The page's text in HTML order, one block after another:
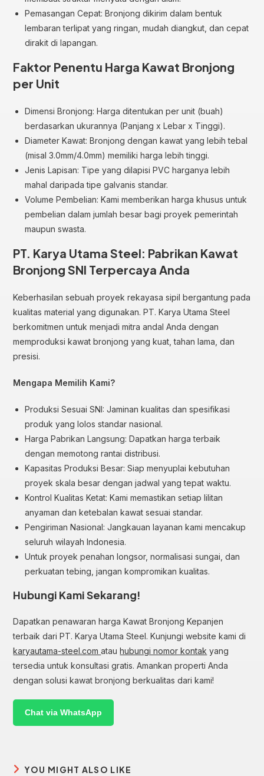
Pemasangan Cepat: Bronjong dikirim dalam bentuk
lembaran terlipat yang ringan, mudah diangkut, dan cepat
dirakit di lapangan.
Faktor Penentu Harga Kawat Bronjong
per Unit
Dimensi Bronjong: Harga ditentukan per unit (buah)
berdasarkan ukurannya (Panjang x Lebar x Tinggi).
Diameter Kawat: Bronjong dengan kawat yang lebih tebal
(misal 3.0mm/4.0mm) memiliki harga lebih tinggi.
Jenis Lapisan: Tipe yang dilapisi PVC harganya lebih
mahal daripada tipe galvanis standar.
Volume Pembelian: Kami memberikan harga khusus untuk
pembelian dalam jumlah besar bagi proyek pemerintah
maupun swasta.
PT. Karya Utama Steel: Pabrikan Kawat
Bronjong SNI Terpercaya Anda
Keberhasilan sebuah proyek rekayasa sipil bergantung pada
kualitas material yang digunakan. PT. Karya Utama Steel
berkomitmen untuk menjadi mitra andal Anda dengan
memproduksi kawat bronjong yang kuat, tahan lama, dan
presisi.
Mengapa Memilih Kami?
Produksi Sesuai SNI: Jaminan kualitas dan spesifikasi
produk yang lolos standar nasional.
Harga Pabrikan Langsung: Dapatkan harga terbaik
dengan memotong rantai distribusi.
Kapasitas Produksi Besar: Siap menyuplai kebutuhan
proyek skala besar dengan jadwal yang tepat waktu.
Kontrol Kualitas Ketat: Kami memastikan setiap lilitan
anyaman dan ketebalan kawat sesuai standar.
Pengiriman Nasional: Jangkauan layanan kami mencakup
seluruh wilayah Indonesia.
Untuk proyek penahan longsor, normalisasi sungai, dan
perkuatan tebing, jangan kompromikan kualitas.
Hubungi Kami Sekarang!
Dapatkan penawaran harga Kawat Bronjong Kepanjen
terbaik dari PT. Karya Utama Steel. Kunjungi website kami di
karyautama-steel.comatauhubungi nomor kontak yang
tersedia untuk konsultasi gratis. Amankan properti Anda
dengan solusi kawat bronjong berkualitas dari kami!
Chat via WhatsApp
YOU MIGHT ALSO LIKE